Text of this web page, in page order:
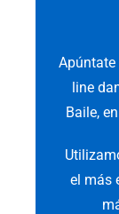
Apúntate
line
Baile,
el más